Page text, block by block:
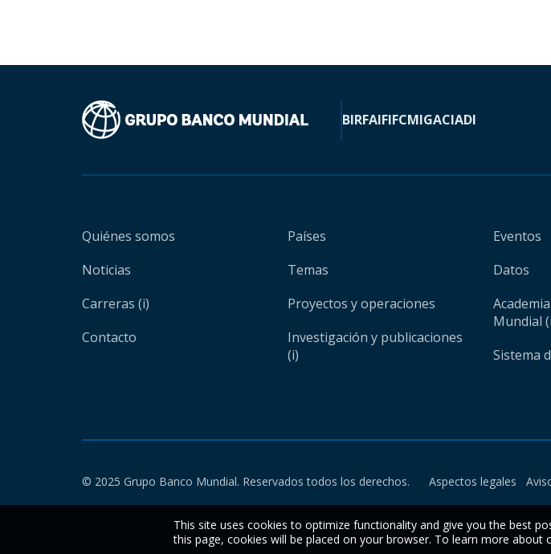
BIRFAIFIFCMIGACIADI
Quiénes somos
Noticias
Carreras (i)
Contacto
Países
Temas
Proyectos y operaciones
Investigación y publicaciones
(i)
Eventos
Datos
Mundial
Sistema
© 2025 Grupo Banco Mundial. Reservados todos los derechos. Aspectos legales
This site uses cookies to optimize functionality and give you the best
this page, cookies will be placed on your browser. To learn more about